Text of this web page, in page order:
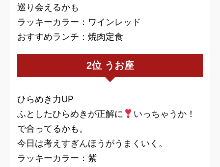
巡り会えるかも
ラッキーカラー：ワインレッド
おすすめランチ：焼肉定食
2位 うお座
ひらめき力UP
ふとしたひらめきが正解に
いっちゃうか！
で合ってるかも。
今日は考えすぎんほうがうまくいく。
ラッキーカラー：紫